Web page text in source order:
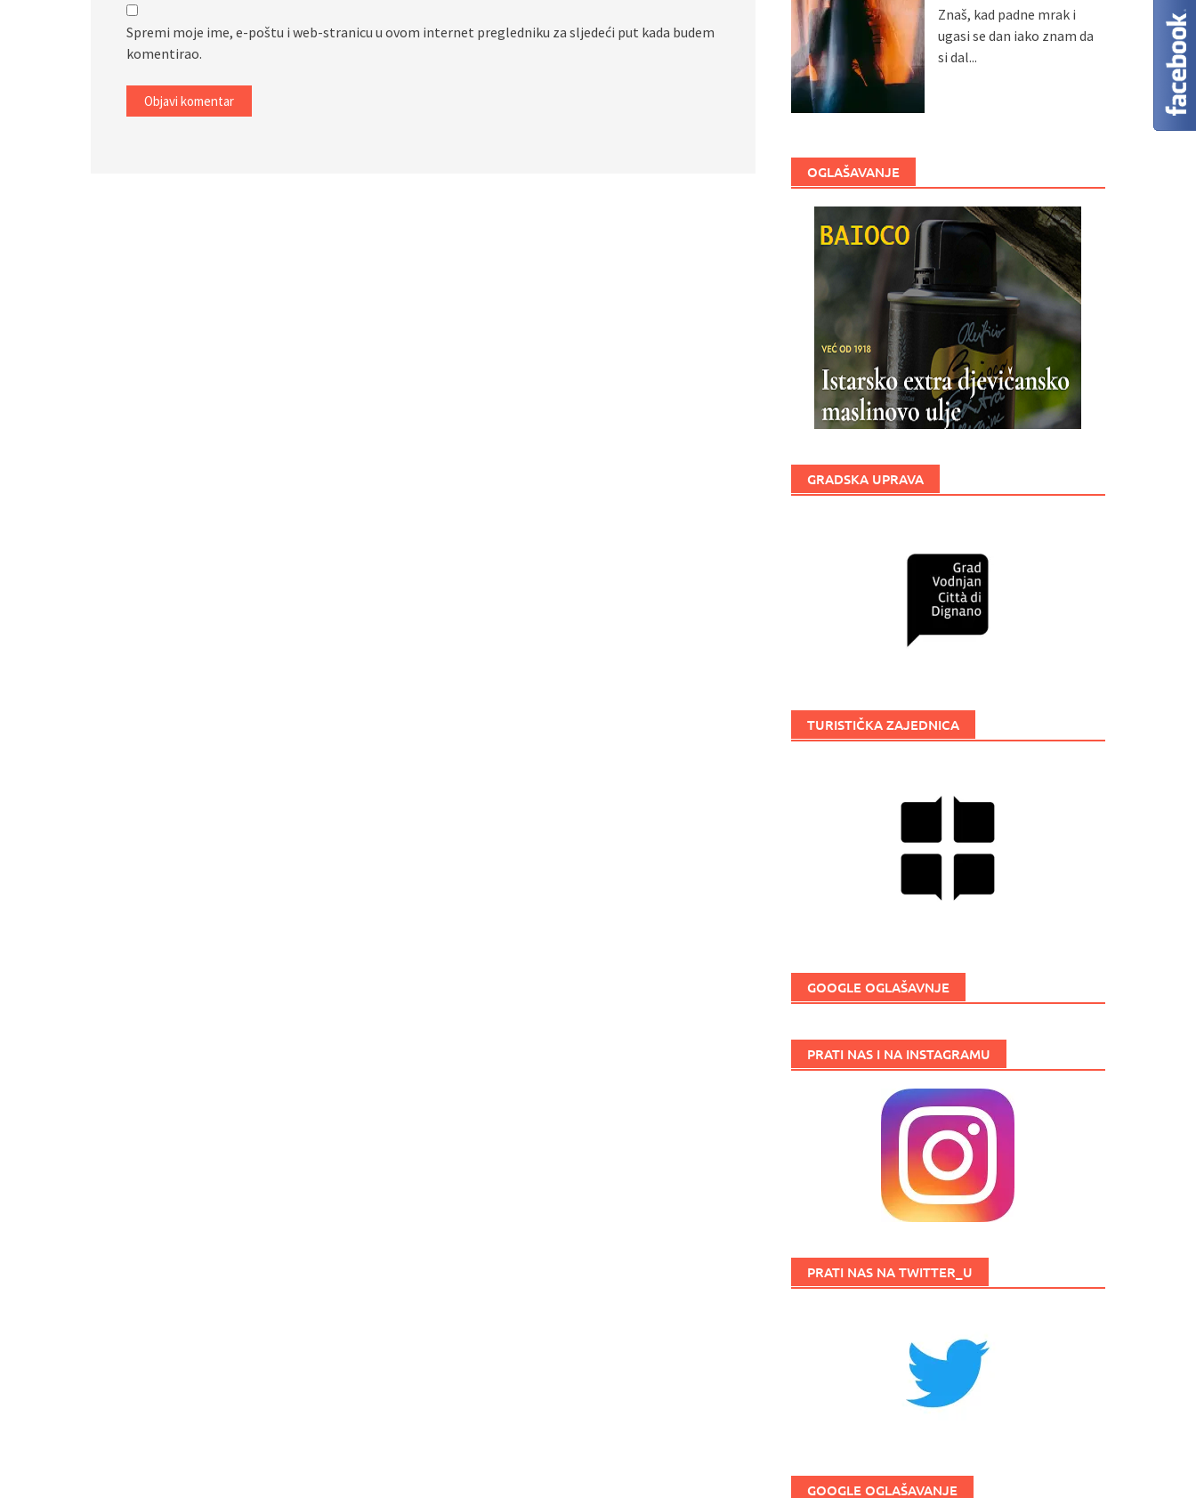
Spremi moje ime, e-poštu i web-stranicu u ovom internet pregledniku za sljedeći put kada budem
komentirao.
Znaš, kad padne mrak i
ugasi se dan iako znam da
si dal...
OGLAŠAVANJE
GRADSKA UPRAVA
TURISTIČKA ZAJEDNICA
GOOGLE OGLAŠAVNJE
PRATI NAS I NA INSTAGRAMU
PRATI NAS NA TWITTER_U
GOOGLE OGLAŠAVANJE